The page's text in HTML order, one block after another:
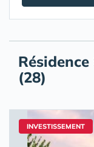
(28)
INVESTISSEMENT